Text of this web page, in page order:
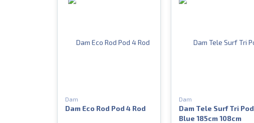
Dam
Dam Eco Rod Pod 4 Rod
Dam
Dam Tele Surf Tri Pod
Blue 185cm 108cm